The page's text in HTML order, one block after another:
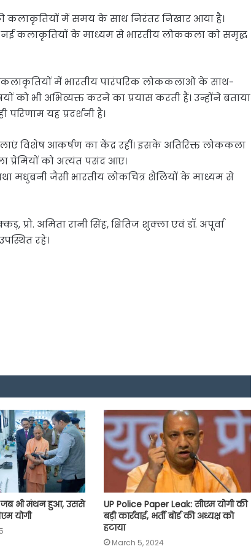
कलाकृतियों में समय के साथ निरंतर निखार आया है।
कलाकृतियों के माध्यम से भारतीय लोककला को समृद्ध
कलाकृतियों में भारतीय पारंपरिक लोककलाओं के साथ-
भी अभिव्यक्त करने का प्रयास करती हैं। उन्होंने बताया
यह प्रदर्शनी है।
विशेष आकर्षण का केंद्र रहीं। इसके अतिरिक्त लोककला
प्रेमियों को अत्यंत पसंद आए।
मधुबनी जैसी भारतीय लोकचित्र शैलियों के माध्यम से
प्रो. अमिता रानी सिंह, क्षितिज शुक्ला एवं डॉ. अपूर्वा
रहे।
जब भी मंथन हुआ, उससे
योगी
UP Police Paper Leak: सीएम योगी की
बड़ी कार्रवाई, भर्ती बोर्ड की अध्यक्ष को
हटाया
March 5, 2024